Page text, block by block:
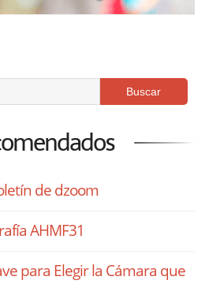
de dzoom
AHMF31
para Elegir la Cámara que